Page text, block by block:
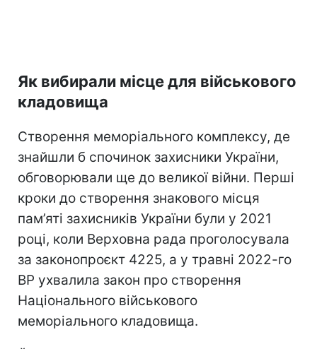
Як вибирали місце для військового
кладовища
Створення меморіального комплексу, де
знайшли б спочинок захисники України,
обговорювали ще до великої війни. Перші
кроки до створення знакового місця
пам’яті захисників України були у 2021
році, коли Верховна рада проголосувала
за законопроєкт 4225, а у травні 2022-го
ВР ухвалила закон про створення
Національного військового
меморіального кладовища.